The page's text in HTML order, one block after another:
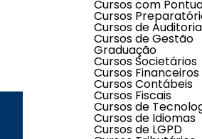
Cursos com
Cursos
Cursos de Auditoria
Cursos de Gestão
Graduação
Cursos Societários
Cursos Financeiros
Cursos Contábeis
Cursos Fiscais
Cursos de
Cursos de Idiomas
Cursos de LGPD